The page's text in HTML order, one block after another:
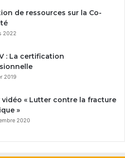
de ressources sur la Co-
2022
: La certification
2019
vidéo « Lutter contre la fracture
»
2020